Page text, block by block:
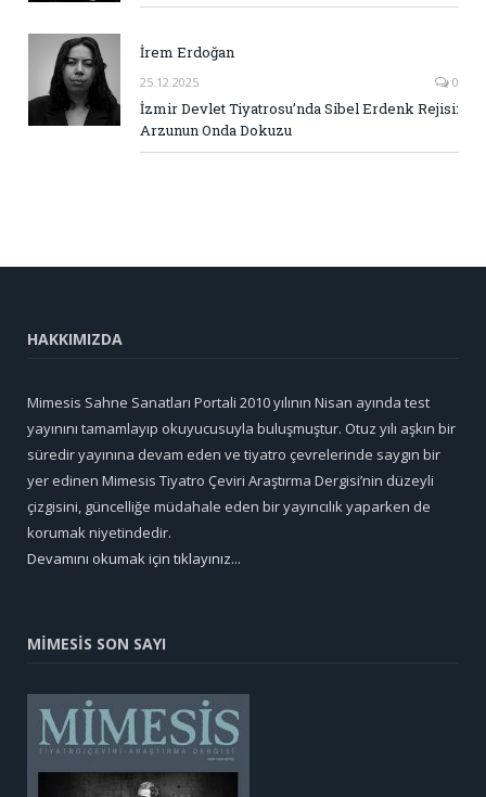
İrem Erdoğan
25.12.2025 0
İzmir Devlet Tiyatrosu’nda Sibel Erdenk Rejisi:
Arzunun Onda Dokuzu
HAKKIMIZDA
Mimesis Sahne Sanatları Portali 2010 yılının Nisan ayında test
yayınını tamamlayıp okuyucusuyla buluşmuştur. Otuz yılı aşkın bir
süredir yayınına devam eden ve tiyatro çevrelerinde saygın bir
yer edinen Mimesis Tiyatro Çeviri Araştırma Dergisi’nin düzeyli
çizgisini, güncelliğe müdahale eden bir yayıncılık yaparken de
korumak niyetindedir.
Devamını okumak için tıklayınız...
MİMESİS SON SAYI